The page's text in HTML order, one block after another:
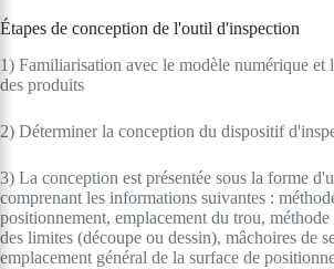
Étapes de conception de l'outil d'inspection
1) Familiarisation avec le modèle numérique et
des produits
2) Déterminer la conception du dispositif
3) La conception est présentée sous la forme
comprenant les informations suivantes :
positionnement, emplacement du trou, méthode
des limites (découpe ou dessin), mâchoires de
emplacement général de la surface de